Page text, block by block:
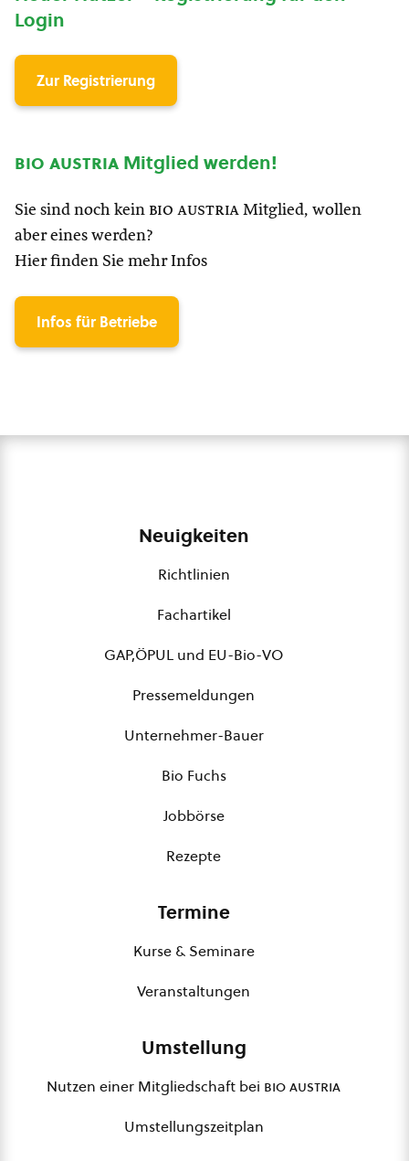
Login
Zur Registrierung
bio austria Mitglied werden!
Sie sind noch kein bio austria Mitglied, wollen
aber eines werden?
Hier finden Sie mehr Infos
Infos für Betriebe
Neuigkeiten
Richtlinien
Fachartikel
GAP,ÖPUL und EU-Bio-VO
Pressemeldungen
Unternehmer-Bauer
Bio Fuchs
Jobbörse
Rezepte
Termine
Kurse & Seminare
Veranstaltungen
Umstellung
Nutzen einer Mitgliedschaft bei bio austria
Umstellungszeitplan